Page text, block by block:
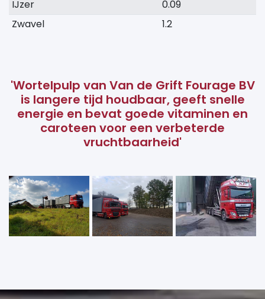
IJzer
0.09
Zwavel
1.2
'Wortelpulp van Van de Grift Fourage BV
is langere tijd houdbaar, geeft snelle
energie en bevat goede vitaminen en
caroteen voor een verbeterde
vruchtbaarheid'